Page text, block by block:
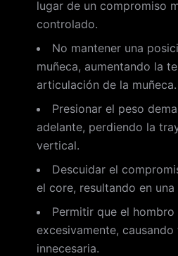
lugar de un compromiso
controlado.
No mantener una
muñeca, aumentando la
articulación de la muñeca.
Presionar el peso
adelante, perdiendo la
vertical.
Descuidar el
el core, resultando en
Permitir que el hombro
excesivamente, causando
innecesaria.